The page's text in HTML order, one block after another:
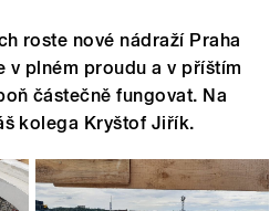
roste nové nádraží Praha
v plném proudu a v příštím
částečně fungovat. Na
kolega Kryštof Jiřík.